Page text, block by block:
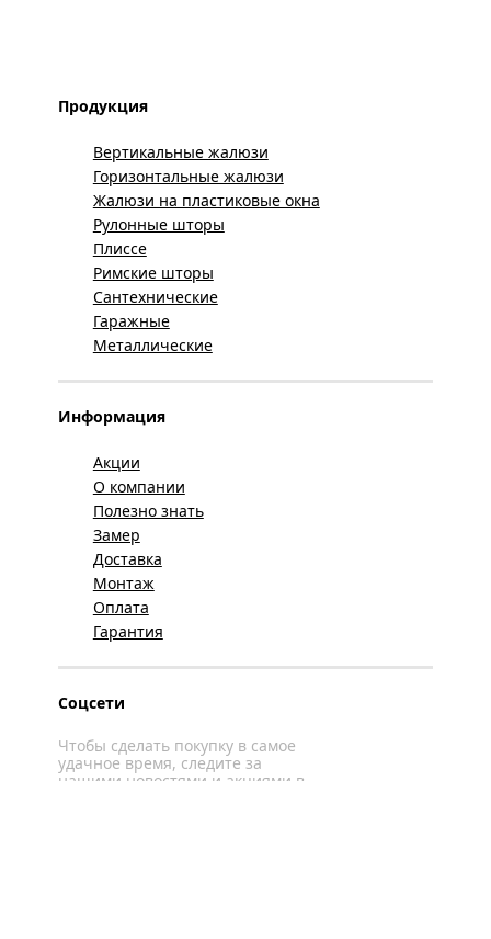
Продукция
Вертикальные жалюзи
Горизонтальные жалюзи
Жалюзи на пластиковые окна
Рулонные шторы
Плиссе
Римские шторы
Сантехнические
Гаражные
Металлические
Информация
Акции
О компании
Полезно знать
Замер
Доставка
Монтаж
Оплата
Гарантия
Соцсети
Чтобы сделать покупку в самое
удачное время, следите за
нашими новостями и акциями в